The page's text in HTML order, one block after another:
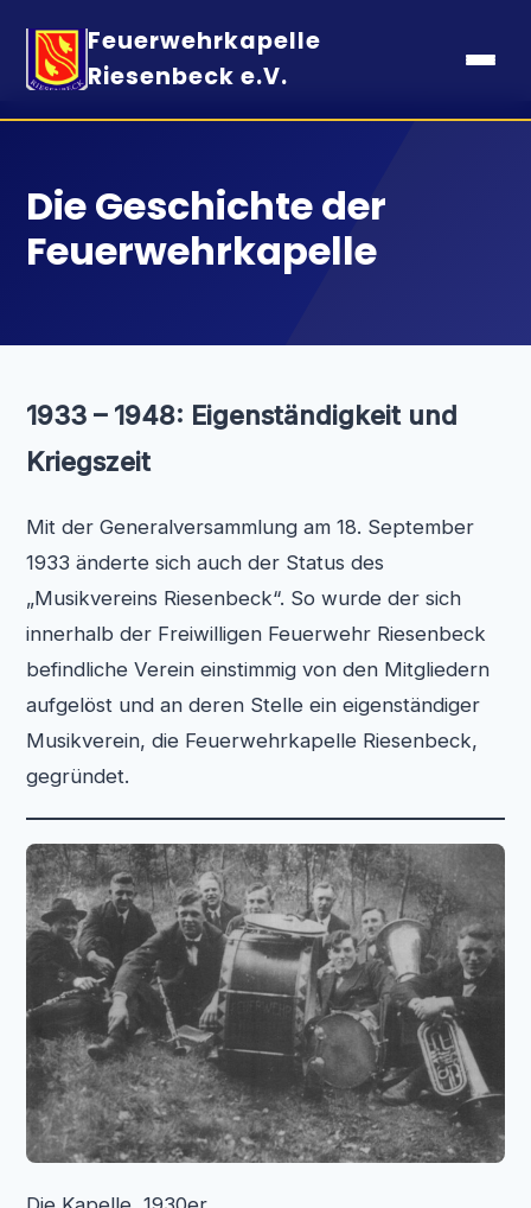
Feuerwehrkapelle
Riesenbeck e.V.
Die Geschichte der
Feuerwehrkapelle
1933 – 1948: Eigenständigkeit und
Kriegszeit
Mit der Generalversammlung am 18. September
1933 änderte sich auch der Status des
„Musikvereins Riesenbeck“. So wurde der sich
innerhalb der Freiwilligen Feuerwehr Riesenbeck
befindliche Verein einstimmig von den Mitgliedern
aufgelöst und an deren Stelle ein eigenständiger
Musikverein, die Feuerwehrkapelle Riesenbeck,
gegründet.